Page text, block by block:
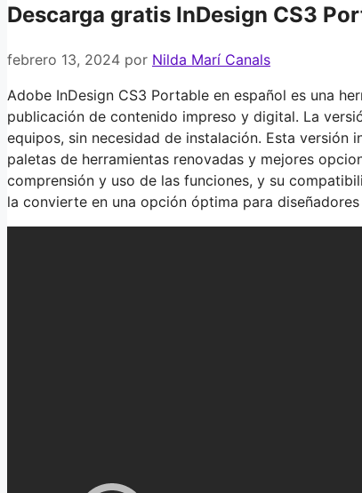
Descarga gratis InDesign CS3
febrero 13, 2024 por Nilda Marí Canals
Adobe InDesign CS3 Portable en español es una
publicación de contenido impreso y digital. La
equipos, sin necesidad de instalación. Esta
paletas de herramientas renovadas y mejores
comprensión y uso de las funciones, y su
la convierte en una opción óptima para